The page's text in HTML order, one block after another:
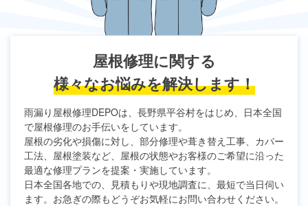
屋根修理に関する
様々なお悩みを解決します！
雨漏り屋根修理DEPOは、長野県平谷村をはじめ、日本全国
で屋根修理のお手伝いをしています。
屋根の劣化や損傷に対し、部分修理や葺き替え工事、カバー
工法、屋根塗装など、屋根の状態やお客様のご希望に沿った
最適な修理プランを提案・実施しています。
日本全国各地での、見積もりや現地調査に、最短で当日伺い
ます。お急ぎの際もどうぞお気軽にお問い合わせください。